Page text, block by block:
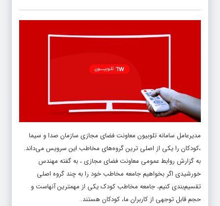
مدیرعامل سامانه تلوبیون معاونت فضای مجازی سازمان صدا و سیما
،کودکان را یکی از اصلی ترین گروه‌های مخاطب این سرویس می‌داند.
به گزارش روابط عمومی معاونت فضای مجازی ، به گفته مهندس
خورشیدی اگر بخواهیم جامعه مخاطب خود را به چند گروه اصلی
تقسیم‌بندی کنیم، جامعه مخاطب کودک یکی از مهمترین آنهاست و
حجم قابل توجهی از کاربران ما، کودکان هستند.